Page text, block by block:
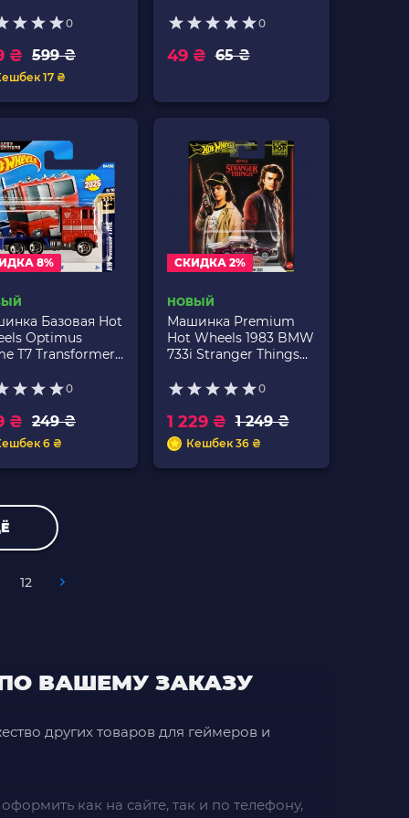
0
599 ₴
₴
17 ₴
0
65 ₴
49 ₴
8%
Базовая Hot
Optimus
T7 Transformers
JJJ00 Red
0
249 ₴
₴
6 ₴
СКИДКА 2%
НОВЫЙ
Машинка Premium
Hot Wheels 1983 BMW
733i Stranger Things
JHW81 Red
0
1 249 ₴
1 229 ₴
Кешбек 36 ₴
12
ПО ВАШЕМУ ЗАКАЗУ
других товаров для геймеров и
как на сайте, так и по телефону,